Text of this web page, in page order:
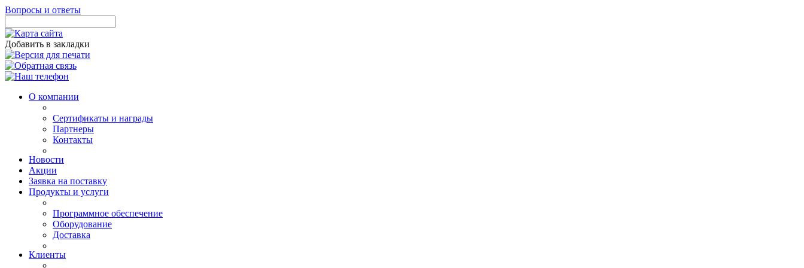
Вопросы и ответы
Добавить в закладки
О компании
Сертификаты и награды
Партнеры
Контакты
Новости
Акции
Заявка на поставку
Продукты и услуги
Программное обеспечение
Оборудование
Доставка
Клиенты